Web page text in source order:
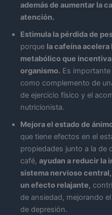
además de aumentar la
atención.
Estimula la pérdida de
porque la cafeína
metabólico que incentiva
organismo. Es
como complemento de
de ejercicio físico y el
nutricionista.
Mejora el estado de
que tiene efectos en el
propiedades junto a la de
café, ayudan a reducir la
sistema nervioso
un efecto relajante,
de ansiedad, mejorando
de depresión.